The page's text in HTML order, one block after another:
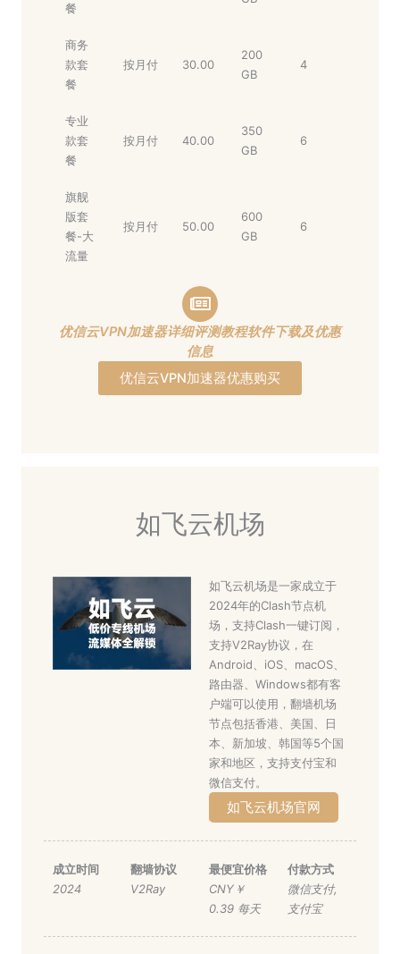
餐
商务
款套
餐
按月付 30.00
200
GB
4
专业
款套
餐
按月付 40.00
350
GB
6
旗舰
版套
餐-大
流量
按月付 50.00
600
GB
6
优信云VPN加速器详细评测教程软件下载及优惠
信息
优信云VPN加速器优惠购买
如飞云机场
如飞云机场是一家成立于
2024年的Clash节点机
场，支持Clash一键订阅，
支持V2Ray协议，在
Android、iOS、macOS、
路由器、Windows都有客
户端可以使用，翻墙机场
节点包括香港、美国、日
本、新加坡、韩国等5个国
家和地区，支持支付宝和
微信支付。
如飞云机场官网
成立时间
2024
翻墙协议
V2Ray
最便宜价格
CNY￥
0.39 每天
付款方式
微信支付,
支付宝